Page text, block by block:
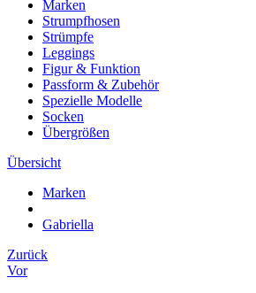
Marken
Strumpfhosen
Strümpfe
Leggings
Figur & Funktion
Passform & Zubehör
Spezielle Modelle
Socken
Übergrößen
Übersicht
Marken
Gabriella
Zurück
Vor